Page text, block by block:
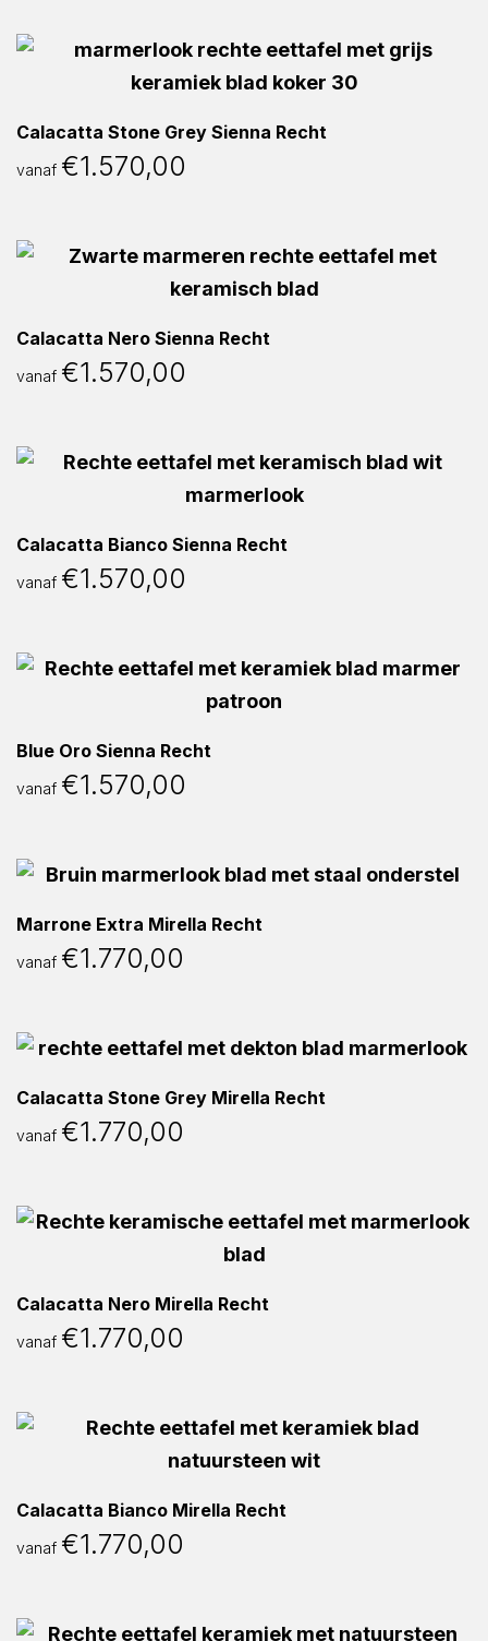
Calacatta Stone Grey Sienna Recht
vanaf €1.570,00
Calacatta Nero Sienna Recht
vanaf €1.570,00
Calacatta Bianco Sienna Recht
vanaf €1.570,00
Blue Oro Sienna Recht
vanaf €1.570,00
Marrone Extra Mirella Recht
vanaf €1.770,00
Calacatta Stone Grey Mirella Recht
vanaf €1.770,00
Calacatta Nero Mirella Recht
vanaf €1.770,00
Calacatta Bianco Mirella Recht
vanaf €1.770,00